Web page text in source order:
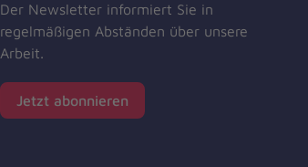
Der Newsletter informiert Sie in
regelmäßigen Abständen über unsere
Arbeit.
Jetzt abonnieren